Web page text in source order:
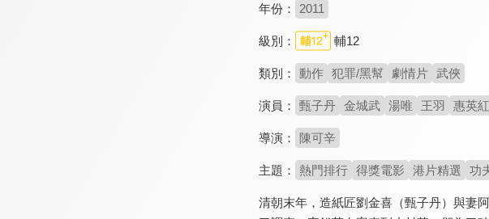
年份： 2011
級別： 輔12
類別： 動作 犯罪/黑幫 劇情片 武俠
演員： 甄子丹 金城武 湯唯 王羽 惠英紅
導演： 陳可辛
主題： 熱門排行 得獎電影 港片精選 功
清朝末年，造紙匠劉金喜（甄子丹）與妻